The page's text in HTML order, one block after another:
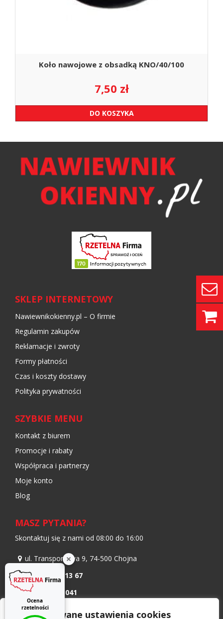
Zaawansowane ustawienia cookies
Koło nawojowe z obsadką KNO/40/100
7,50 zł
DO KOSZYKA
SKLEP INTERNETOWY
Nawiewnikokienny.pl – O firmie
Regulamin zakupów
Reklamacje i zwroty
Formy płatności
Czas i koszty dostawy
Polityka prywatności
SZYBKIE MENU
Kontakt z biurem
Promocje i rabaty
Współpraca i partnerzy
Moje konto
Blog
MASZ PYTANIA?
Skontaktuj się z nami od 08:00 do 16:00
ul. Transportowa 9, 74-500 Chojna
+48 91 402 13 67
+48 533 041 041
+48 798 986 299